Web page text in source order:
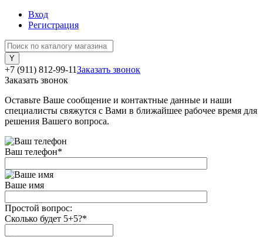
Вход
Регистрация
+7 (911) 812-99-11Заказать звонок
Заказать звонок
Оставьте Ваше сообщение и контактные данные и наши
специалисты свяжутся с Вами в ближайшее рабочее время для
решения Вашего вопроса.
Ваш телефон*
Ваше имя
Простой вопрос:
Сколько будет 5+5?*